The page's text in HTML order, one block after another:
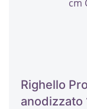
Righello
anodizzato